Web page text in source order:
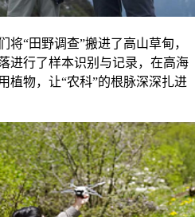
将“田野调查”搬进了高山草甸，
进行了样本识别与记录，在高海
植物，让“农科”的根脉深深扎进